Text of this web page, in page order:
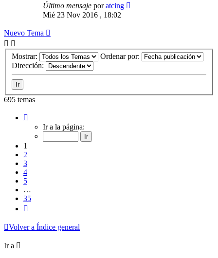
Último mensaje poratcing
Mié 23 Nov 2016 , 18:02
Nuevo Tema
Mostrar:
Ordenar por:
Dirección:
695 temas
Ir a la página:
1
2
3
4
5
…
35
Volver a Índice general
Ir a